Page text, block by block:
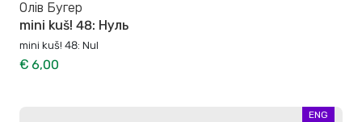
Олів Бугер
mini kuš! 48: Нуль
mini kuš! 48: Nul
€ 6,00
ENG